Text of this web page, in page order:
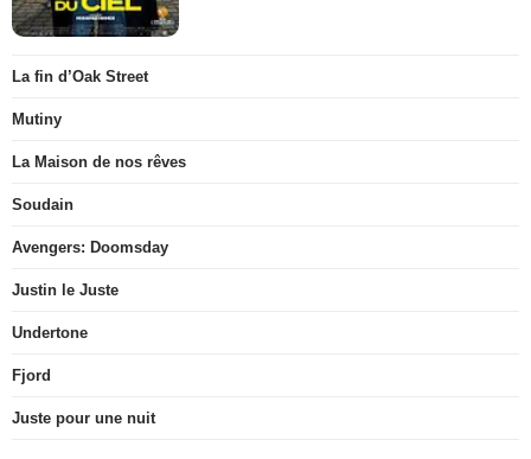
La fin d’Oak Street
Mutiny
La Maison de nos rêves
Soudain
Avengers: Doomsday
Justin le Juste
Undertone
Fjord
Juste pour une nuit